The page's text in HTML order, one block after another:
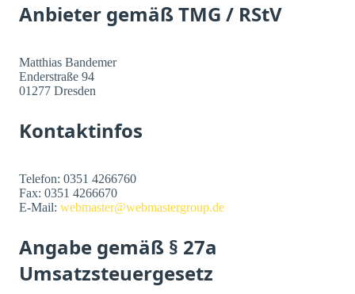
Anbieter gemäß TMG / RStV
Matthias Bandemer
Enderstraße 94
01277 Dresden
Kontaktinfos
Telefon: 0351 4266760
Fax: 0351 4266670
E-Mail: webmaster@webmastergroup.de
Angabe gemäß § 27a
Umsatzsteuergesetz